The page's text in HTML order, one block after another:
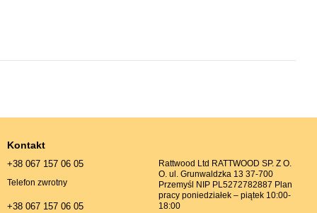
Kontakt
+38 067 157 06 05
Telefon zwrotny
+38 067 157 06 05
Rattwood Ltd RATTWOOD SP. Z O.
O. ul. Grunwaldzka 13 37-700
Przemyśl NIP PL5272782887 Plan
pracy poniedziałek – piątek 10:00-
18:00